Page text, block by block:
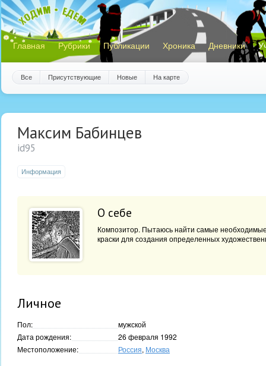
Главная Рубрики Публикации Хроника Дневники
Все Присутствующие Новые На карте
Максим Бабинцев
id95
Информация
О себе
Композитор. Пытаюсь найти самые
краски для создания определенных
Личное
Пол:
мужской
Дата рождения:
26 февраля 1992
Местоположение:
Россия, Москва